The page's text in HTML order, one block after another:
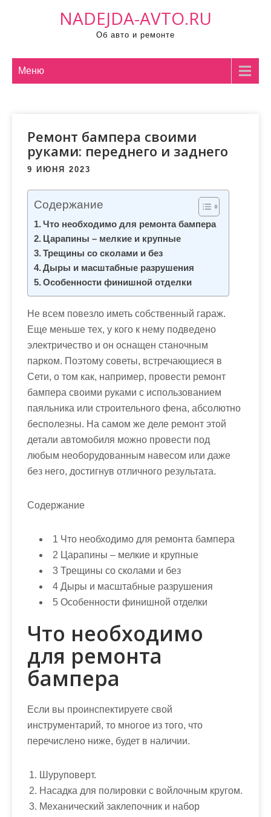
NADEJDA-AVTO.RU
Об авто и ремонте
Меню
Ремонт бампера своими
руками: переднего и заднего
9 ИЮНЯ 2023
Содержание
Что необходимо для ремонта бампера
Царапины – мелкие и крупные
Трещины со сколами и без
Дыры и масштабные разрушения
Особенности финишной отделки
Не всем повезло иметь собственный гараж.
Еще меньше тех, у кого к нему подведено
электричество и он оснащен станочным
парком. Поэтому советы, встречающиеся в
Сети, о том как, например, провести ремонт
бампера своими руками с использованием
паяльника или строительного фена, абсолютно
бесполезны. На самом же деле ремонт этой
детали автомобиля можно провести под
любым необорудованным навесом или даже
без него, достигнув отличного результата.
Содержание
1 Что необходимо для ремонта бампера
2 Царапины – мелкие и крупные
3 Трещины со сколами и без
4 Дыры и масштабные разрушения
5 Особенности финишной отделки
Что необходимо
для ремонта
бампера
Если вы проинспектируете свой
инструментарий, то многое из того, что
перечислено ниже, будет в наличии.
Шуруповерт.
Насадка для полировки с войлочным кругом.
Механический заклепочник и набор